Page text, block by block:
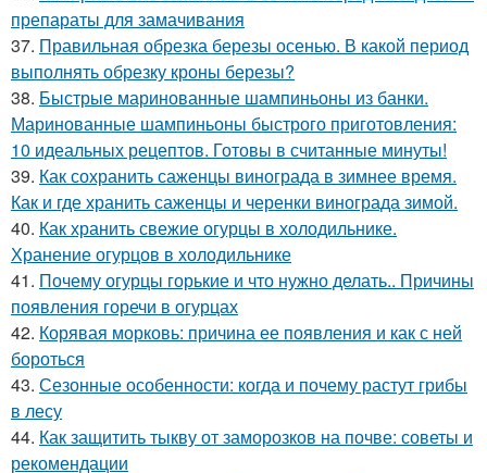
препараты для замачивания
37. Правильная обрезка березы осенью. В какой период
выполнять обрезку кроны березы?
38. Быстрые маринованные шампиньоны из банки.
Маринованные шампиньоны быстрого приготовления:
10 идеальных рецептов. Готовы в считанные минуты!
39. Как сохранить саженцы винограда в зимнее время.
Как и где хранить саженцы и черенки винограда зимой.
40. Как хранить свежие огурцы в холодильнике.
Хранение огурцов в холодильнике
41. Почему огурцы горькие и что нужно делать.. Причины
появления горечи в огурцах
42. Корявая морковь: причина ее появления и как с ней
бороться
43. Сезонные особенности: когда и почему растут грибы
в лесу
44. Как защитить тыкву от заморозков на почве: советы и
рекомендации